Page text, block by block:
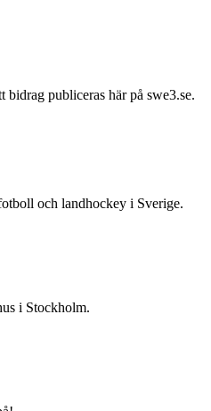
publiceras här på swe3.se.
och landhockey i Sverige.
i Stockholm.